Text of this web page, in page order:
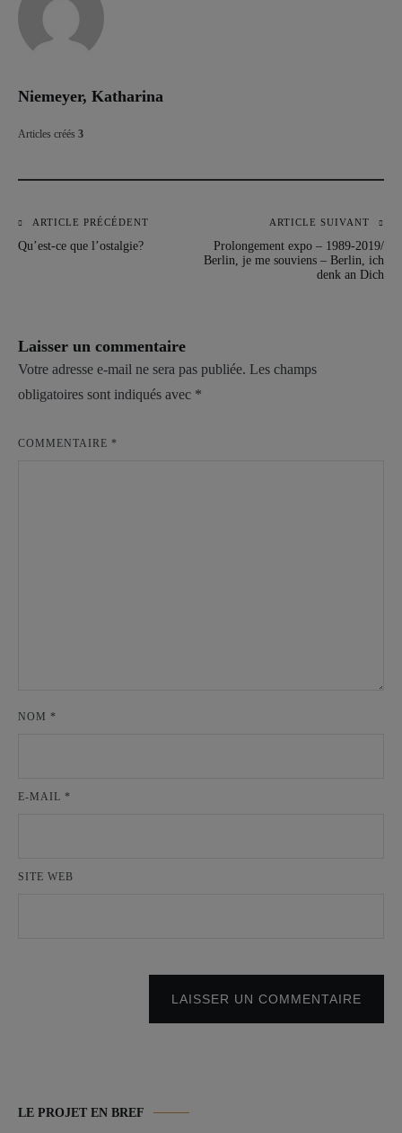
Niemeyer, Katharina
Articles créés 3
Navigation
ARTICLE PRÉCÉDENT
Qu’est-ce que l’ostalgie?
ARTICLE SUIVANT
Prolongement expo – 1989-2019/
Berlin, je me souviens – Berlin, ich
denk an Dich
Laisser un commentaire
Votre adresse e-mail ne sera pas publiée. Les champs
obligatoires sont indiqués avec *
COMMENTAIRE *
NOM *
E-MAIL *
SITE WEB
LAISSER UN COMMENTAIRE
LE PROJET EN BREF